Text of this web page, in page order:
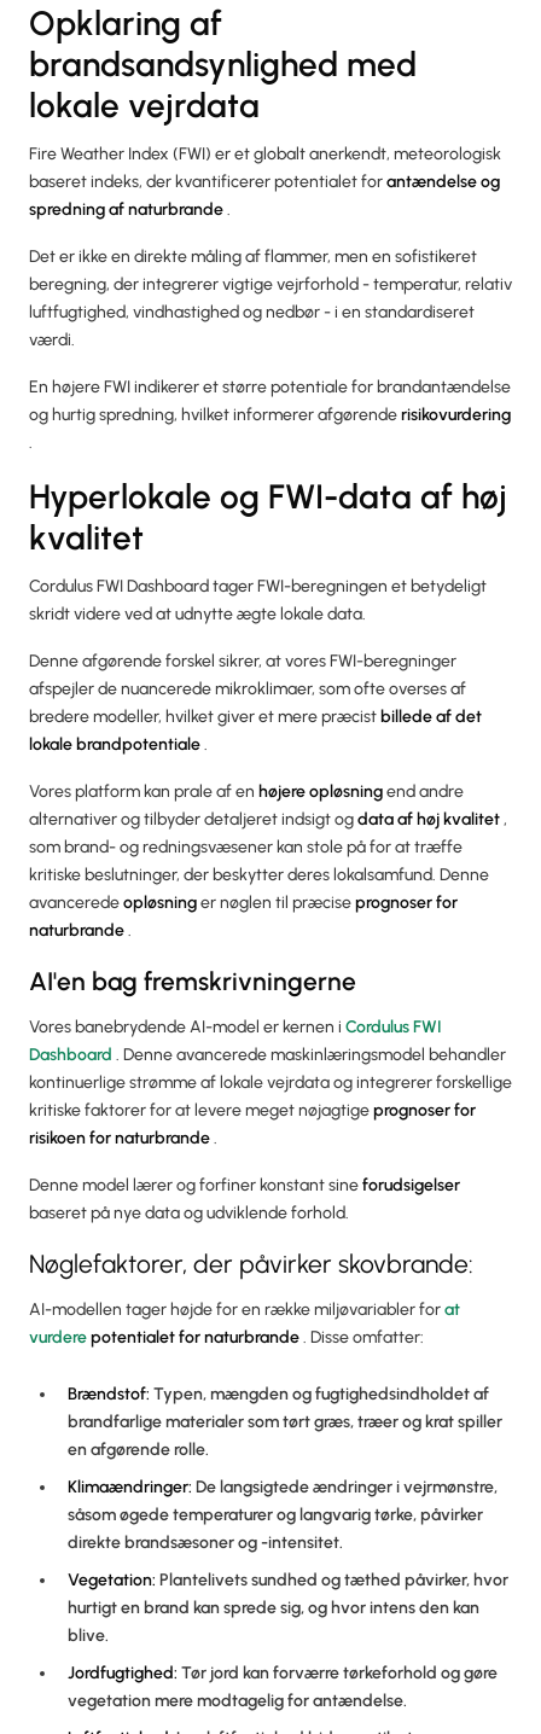
Opklaring af
brandsandsynlighed med
lokale vejrdata
Fire Weather Index (FWI) er et globalt anerkendt, meteorologisk
baseret indeks, der kvantificerer potentialet forantændelse og
spredning af naturbrande.
Det er ikke en direkte måling af flammer, men en sofistikeret
beregning, der integrerer vigtige vejrforhold - temperatur, relativ
luftfugtighed, vindhastighed og nedbør - i en standardiseret
værdi.
En højere FWI indikerer et større potentiale for brandantændelse
og hurtig spredning, hvilket informerer afgørenderisikovurdering
.
Hyperlokale og FWI-data af høj
kvalitet
Cordulus FWI Dashboard tager FWI-beregningen et betydeligt
skridt videre ved at udnytte ægte lokale data.
Denne afgørende forskel sikrer, at vores FWI-beregninger
afspejler de nuancerede mikroklimaer, som ofte overses af
bredere modeller, hvilket giver et mere præcist billede af det
lokale brandpotentiale.
Vores platform kan prale af en højere opløsningend andre
alternativer og tilbyder detaljeret indsigt ogdata af høj kvalitet,
som brand- og redningsvæsener kan stole på for at træffe
kritiske beslutninger, der beskytter deres lokalsamfund. Denne
avanceredeopløsninger nøglen til præciseprognoser for
naturbrande.
AI'en bag fremskrivningerne
Vores banebrydende AI-model er kernen i Cordulus FWI
Dashboard . Denne avancerede maskinlæringsmodel behandler
kontinuerlige strømme af lokale vejrdata og integrerer forskellige
kritiske faktorer for at levere meget nøjagtigeprognoser for
risikoen for naturbrande.
Denne model lærer og forfiner konstant sineforudsigelser
baseret på nye data og udviklende forhold.
Nøglefaktorer, der påvirker skovbrande:
AI-modellen tager højde for en række miljøvariabler forat
vurderepotentialet for naturbrande. Disse omfatter:
Brændstof: Typen, mængden og fugtighedsindholdet af
brandfarlige materialer som tørt græs, træer og krat spiller
en afgørende rolle.
Klimaændringer: De langsigtede ændringer i vejrmønstre,
såsom øgede temperaturer og langvarig tørke, påvirker
direkte brandsæsoner og -intensitet.
Vegetation: Plantelivets sundhed og tæthed påvirker, hvor
hurtigt en brand kan sprede sig, og hvor intens den kan
blive.
Jordfugtighed: Tør jord kan forværre tørkeforhold og gøre
vegetation mere modtagelig for antændelse.